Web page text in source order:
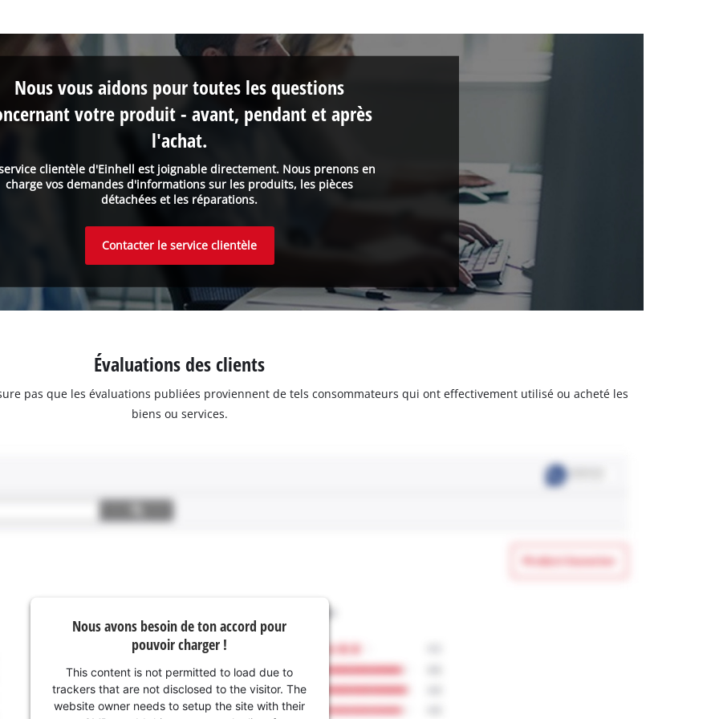
clientèle d'Einhell est joignable directement. Nous prenons en
charge vos demandes d'informations sur les produits, les pièces
détachées et les réparations.
Nous vous aidons pour toutes les questions
votre produit - avant, pendant et après
l'achat.
Contacter le service clientèle
Évaluations des clients
pas que les évaluations publiées proviennent de tels consommateurs qui ont effectivement utilisé ou acheté les
biens ou services.
Nous avons besoin de ton accord pour
pouvoir charger !
This content is not permitted to load due to
trackers that are not disclosed to the visitor. The
website owner needs to setup the site with their